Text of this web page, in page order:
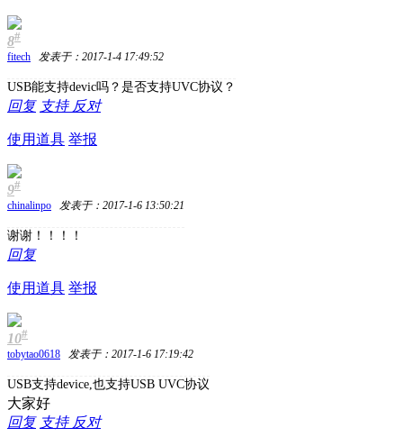
8#
fitech 发表于：2017-1-4 17:49:52
USB能支持devic吗？是否支持UVC协议？
回复 支持 反对
使用道具 举报
9#
chinalinpo 发表于：2017-1-6 13:50:21
谢谢！！！！
回复
使用道具 举报
10#
tobytao0618 发表于：2017-1-6 17:19:42
USB支持device,也支持USB UVC协议
大家好
回复 支持 反对